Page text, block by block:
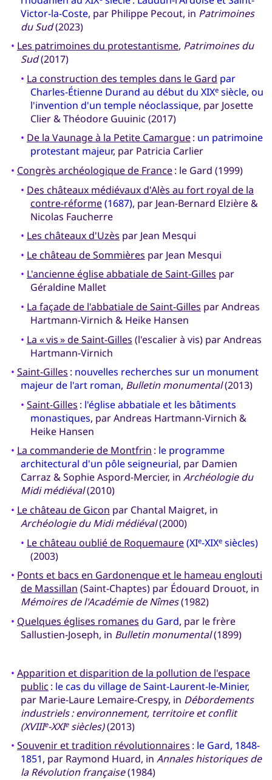
Victor-la-Coste, par Philippe Pecout, in Patrimoines
du Sud(2023)
• Les patrimoines du protestantisme, Patrimoines du
Sud(2017)
• La construction des temples dans le Gard par
Charles-Étienne Durand au début du XIXesiècle, ou
l'invention d'un temple néoclassique, par Josette
Clier & Théodore Guuinic (2017)
• De la Vaunage à la Petite Camargue: un patrimoine
protestant majeur, par Patricia Carlier
• Congrès archéologique de France: le Gard (1999)
• Des châteaux médiévaux d'Alès au fort royal de la
contre-réforme(1687), par Jean-Bernard Elzière &
Nicolas Faucherre
• Les châteaux d'Uzès par Jean Mesqui
• Le château de Sommières par Jean Mesqui
• L'ancienne église abbatiale de Saint-Gilles par
Géraldine Mallet
• La façade de l'abbatiale de Saint-Gilles par Andreas
Hartmann-Virnich & Heike Hansen
• La « vis » de Saint-Gilles (l'escalier à vis) par Andreas
Hartmann-Virnich
• Saint-Gilles : nouvelles recherches sur un monument
majeur de l'art roman, Bulletin monumental(2013)
• Saint-Gilles : l'église abbatiale et les bâtiments
monastiques, par Andreas Hartmann-Virnich &
Heike Hansen
• La commanderie de Montfrin : le programme
architectural d'un pôle seigneurial, par Damien
Carraz & Sophie Aspord-Mercier, in Archéologie du
Midi médiéval(2010)
• Le château de Gicon par Chantal Maigret, in
Archéologie du Midi médiéval(2000)
• Le château oublié de Roquemaure(XIe-XIXesiècles)
(2003)
• Ponts et bacs en Gardonenque et le hameau englouti
de Massillan (Saint-Chaptes) par Édouard Drouot, in
Mémoires de l'Académie de Nîmes(1982)
• Quelques églises romanes du Gard, par le frère
Sallustien-Joseph, in Bulletin monumental(1899)
• Apparition et disparition de la pollution de l'espace
public : le cas du village de Saint-Laurent-le-Minier,
par Marie-Laure Lemaire-Crespy, in Débordements
industriels : environnement, territoire et conflit
(XVIIIe-XXIesiècles)(2013)
• Souvenir et tradition révolutionnaires : le Gard, 1848-
1851, par Raymond Huard, in Annales historiques de
la Révolution française(1984)